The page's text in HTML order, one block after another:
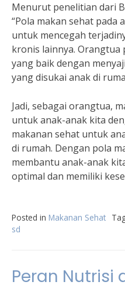
Menurut penelitian dari
“Pola makan sehat pada
untuk mencegah
kronis lainnya.
yang baik dengan
yang disukai anak di
Jadi, sebagai orangtua,
untuk anak-anak kita
makanan sehat untuk
di rumah. Dengan pola
membantu anak-anak
optimal dan memiliki
Posted in Makanan Sehat
sd
Peran Nutrisi